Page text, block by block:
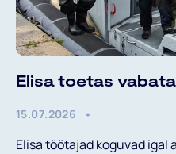
Elisa toetas
15.07.2026
Elisa töötajad koguvad igal